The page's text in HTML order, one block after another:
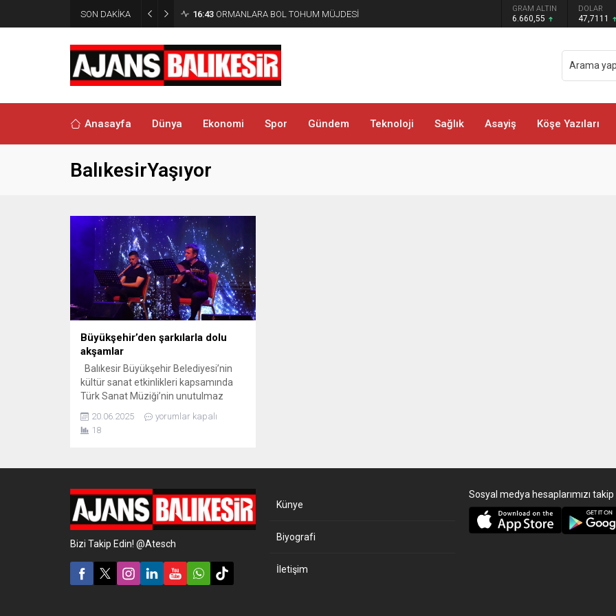
SON DAKİKA 16:43 ORMANLARA BOL TOHUM MÜJDESİ GRAM ALTIN
6.660,55
DOLAR
47,7111
Anasayfa Dünya Ekonomi Spor Gündem Teknoloji Sağlık Asayiş Köşe Yazıları
BalıkesirYaşıyor
Büyükşehir’den şarkılarla dolu
akşamlar
Balıkesir Büyükşehir Belediyesi’nin
kültür sanat etkinlikleri kapsamında
Türk Sanat Müziği’nin unutulmaz
besteleri düzenlenen konserde
sanatçılar tarafından seslendirildi.
Konserler vatandaşlar tarafından
yoğun ilgi gördü. Balıkesir Büyükşehir
Belediyesi, yaz aylarının gelmesiyle
birlikte kültür ve...
20.06.2025
yorumlar kapalı
18
Bizi Takip Edin! @Atesch
Künye
Biyografi
İletişim
Sosyal medya hesaplarımızı takip